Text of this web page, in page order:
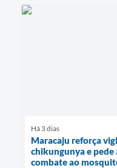
Há 3 dias
Maracaju reforça
chikungunya e
combate ao